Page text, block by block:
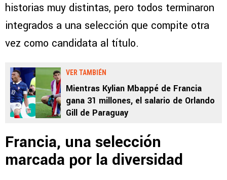
historias muy distintas, pero todos terminaron
integrados a una selección que compite otra
vez como candidata al título.
VER TAMBIÉN
Mientras Kylian Mbappé de Francia
gana 31 millones, el salario de Orlando
Gill de Paraguay
Francia, una selección
marcada por la diversidad